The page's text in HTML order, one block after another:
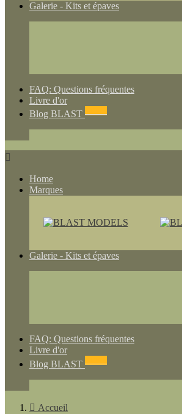
Galerie - Kits et épaves
FAQ: Questions fréquentes
Livre d'or
Blog BLAST

Home
Marques
Galerie - Kits et épaves
FAQ: Questions fréquentes
Livre d'or
Blog BLAST
 Accueil